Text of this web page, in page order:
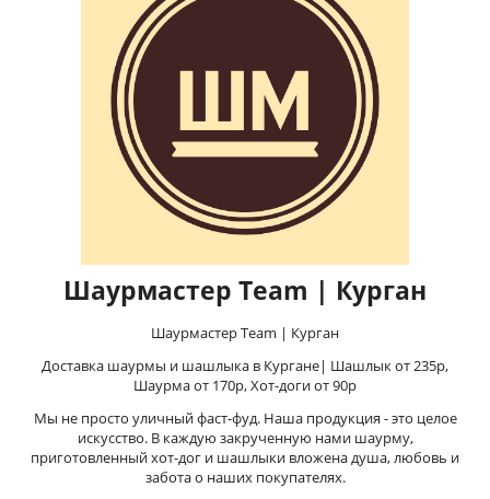
Шаурмастер Team | Курган
Шаурмастер Team | Курган
Доставка шаурмы и шашлыка в Кургане| Шашлык от 235р,
Шаурма от 170р, Хот-доги от 90р
Мы не просто уличный фаст-фуд. Наша продукция - это целое
искусство. В каждую закрученную нами шаурму,
приготовленный хот-дог и шашлыки вложена душа, любовь и
забота о наших покупателях.